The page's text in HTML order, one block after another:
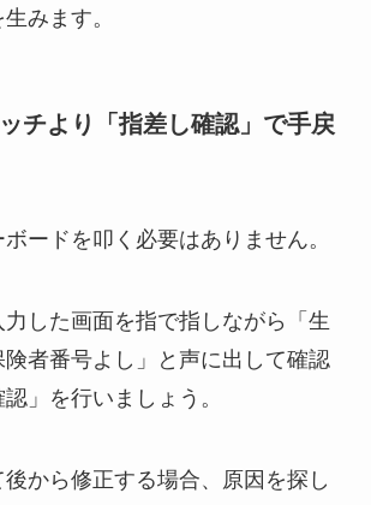
みます。
チより「指差し確認」で手戻
ードを叩く必要はありません。
した画面を指で指しながら「生
者番号よし」と声に出して確認
」を行いましょう。
から修正する場合、原因を探し